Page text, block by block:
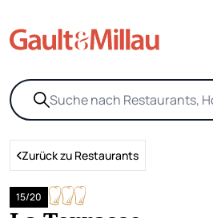
Zurück zu Restaurants
15/20